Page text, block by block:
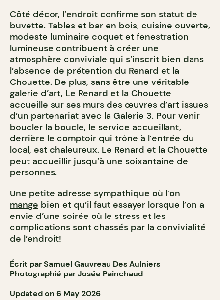
Côté décor, l’endroit confirme son statut de
buvette. Tables et bar en bois, cuisine ouverte,
modeste luminaire coquet et fenestration
lumineuse contribuent à créer une
atmosphère conviviale qui s’inscrit bien dans
l’absence de prétention du Renard et la
Chouette. De plus, sans être une véritable
galerie d’art, Le Renard et la Chouette
accueille sur ses murs des œuvres d’art issues
d’un partenariat avec la Galerie 3. Pour venir
boucler la boucle, le service accueillant,
derrière le comptoir qui trône à l’entrée du
local, est chaleureux. Le Renard et la Chouette
peut accueillir jusqu’à une soixantaine de
personnes.
Une petite adresse sympathique où l’on
mange bien et qu’il faut essayer lorsque l’on a
envie d’une soirée où le stress et les
complications sont chassés par la convivialité
de l’endroit!
Écrit par Samuel Gauvreau Des Aulniers
Photographié par Josée Painchaud
Updated on 6 May 2026